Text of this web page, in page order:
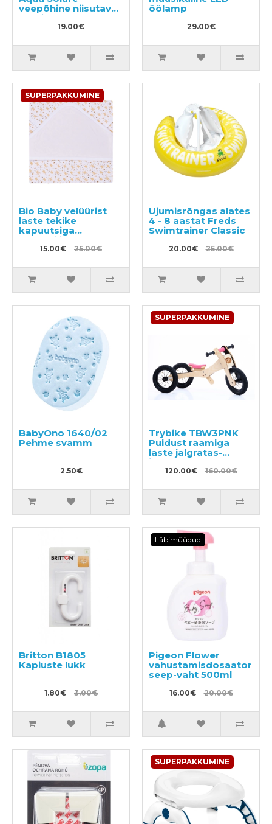
veepõhine niisutav
sprei lastele 75ml
19.00€
öölamp
29.00€
SUPERPAKKUMINE
Bio Baby velüürist
laste tekike
kapuutsiga
orgaanilisest
puuvillast 85x85 cm
15.00€ 25.00€
Ujumisrõngas alates
4 - 8 aastat Freds
Swimtrainer Classic
20.00€ 25.00€
BabyOno 1640/02
Pehme svamm
2.50€
SUPERPAKKUMINE
Trybike TBW3PNK
Puidust raamiga
laste jalgratas-
jooksuratas
120.00€ 160.00€
Britton B1805
Kapiuste lukk
1.80€ 3.00€
Läbimüüdud
Pigeon Flower
vahustamisdosaatoriga
seep-vaht 500ml
16.00€ 20.00€
SUPERPAKKUMINE